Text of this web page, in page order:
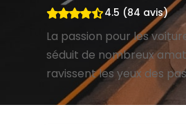
4.5 (84 avis)
La passion pour les
séduit de nombreux
ravissent les yeux des